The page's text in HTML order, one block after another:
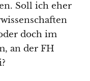
Soll ich eher
doch im
an der FH